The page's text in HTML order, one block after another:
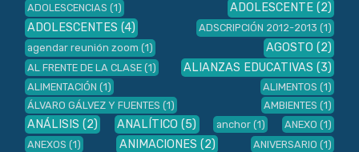
ADOLESCENCIAS (1) ADOLESCENTE (2)
ADOLESCENTES (4) ADSCRIPCIÓN 2012-2013 (1)
agendar reunión zoom (1) AGOSTO (2)
AL FRENTE DE LA CLASE (1) ALIANZAS EDUCATIVAS (3)
ALIMENTACIÓN (1) ALIMENTOS (1)
ÁLVARO GÁLVEZ Y FUENTES (1) AMBIENTES (1)
ANÁLISIS (2) ANALÍTICO (5) anchor (1) ANEXO (1)
ANEXOS (1) ANIMACIONES (2) ANIVERSARIO (1)